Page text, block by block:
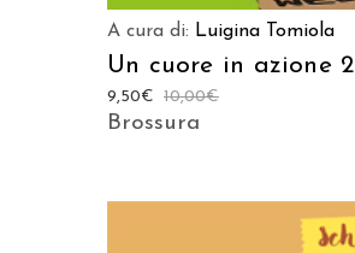
A cura di: Luigina Tomiola
Un cuore in azione 2
10,00€
9,50€
Brossura